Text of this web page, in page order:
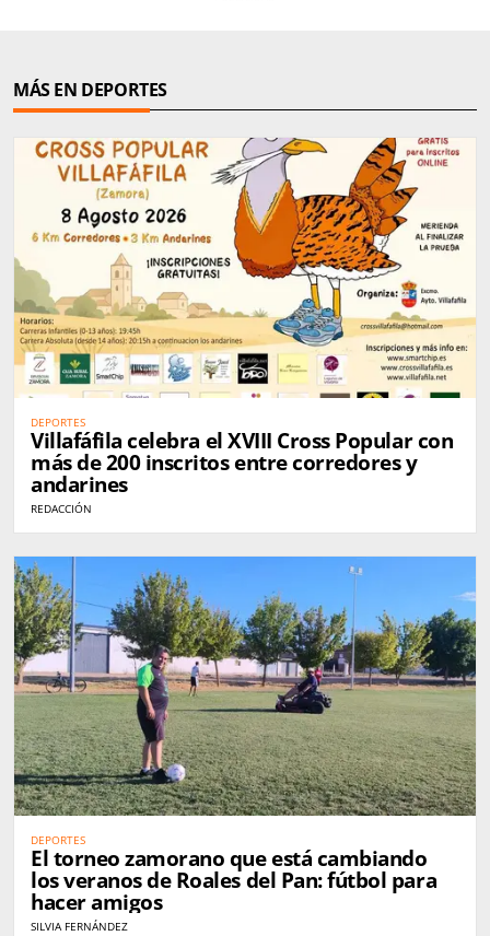
MÁS EN DEPORTES
DEPORTES
Villafáfila celebra el XVIII Cross Popular con
más de 200 inscritos entre corredores y
andarines
REDACCIÓN
DEPORTES
El torneo zamorano que está cambiando
los veranos de Roales del Pan: fútbol para
hacer amigos
SILVIA FERNÁNDEZ